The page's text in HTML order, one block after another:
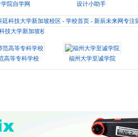
院自学网 设计小助手
技大学新加坡校区 - 学校首页 - 新辰未来网专注留学
高等专科学校 福州大学至诚学院